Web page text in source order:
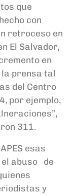
que
con
retroceso en
El Salvador,
en
prensa tal
del Centro
por ejemplo,
311.
esas
el abuso de
y